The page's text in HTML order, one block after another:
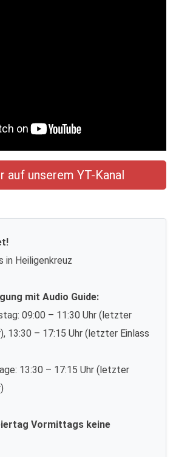
auf unserem YT-Kanal
in Heiligenkreuz
mit Audio Guide:
09:00 – 11:30 Uhr (letzter
13:30 – 17:15 Uhr (letzter Einlass
13:30 – 17:15 Uhr (letzter
Vormittags keine